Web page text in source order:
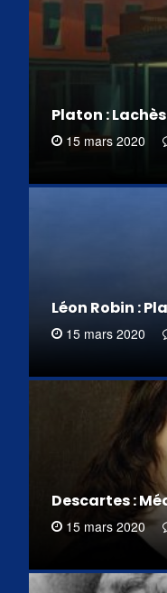
Platon :
15 mars 2020
Léon Robin :
15 mars 2020
Descartes :
15 mars 2020